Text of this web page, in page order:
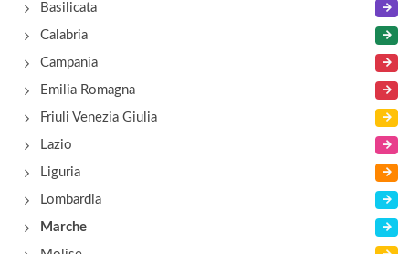
Basilicata
Calabria
Campania
Emilia Romagna
Friuli Venezia Giulia
Lazio
Liguria
Lombardia
Marche